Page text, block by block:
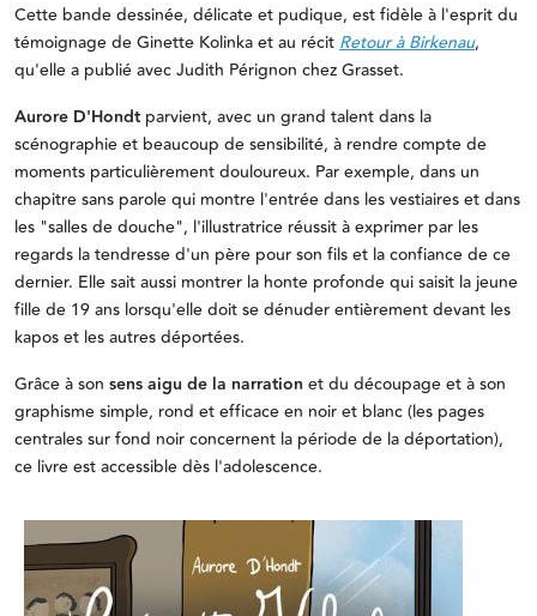
Cette bande dessinée, délicate et pudique, est fidèle à l'esprit du
témoignage de Ginette Kolinka et au récitRetour à Birkenau,
qu'elle a publié avec Judith Pérignon chez Grasset.
Aurore D'Hondt parvient, avec un grand talent dans la
scénographie et beaucoup de sensibilité, à rendre compte de
moments particulièrement douloureux. Par exemple, dans un
chapitre sans parole qui montre l'entrée dans les vestiaires et dans
les "salles de douche", l'illustratrice réussit à exprimer par les
regards la tendresse d'un père pour son fils et la confiance de ce
dernier. Elle sait aussi montrer la honte profonde qui saisit la jeune
fille de 19 ans lorsqu'elle doit se dénuder entièrement devant les
kapos et les autres déportées.
Grâce à son sens aigu de la narration et du découpage et à son
graphisme simple, rond et efficace en noir et blanc (les pages
centrales sur fond noir concernent la période de la déportation),
ce livre est accessible dès l'adolescence.